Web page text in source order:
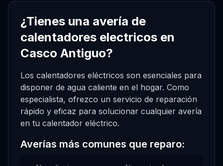
¿Tienes una avería de
calentadores electricos en
Casco Antiguo?
Los calentadores eléctricos son esenciales para
disponer de agua caliente en el hogar. Como
especialista, ofrezco un servicio de reparación
rápido y eficaz para solucionar cualquier avería
en tu calentador eléctrico.
Averías más comunes que reparo: